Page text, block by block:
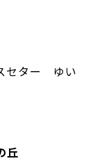
セター ゆい
丘